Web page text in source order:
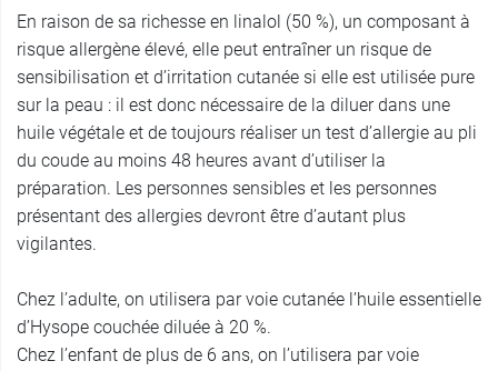
En raison de sa richesse en linalol (50 %), un composant à
risque allergène élevé, elle peut entraîner un risque de
sensibilisation et d’irritation cutanée si elle est utilisée pure
sur la peau : il est donc nécessaire de la diluer dans une
huile végétale et de toujours réaliser un test d’allergie au pli
du coude au moins 48 heures avant d’utiliser la
préparation. Les personnes sensibles et les personnes
présentant des allergies devront être d’autant plus
vigilantes.
Chez l’adulte, on utilisera par voie cutanée l’huile essentielle
d’Hysope couchée diluée à 20 %.
Chez l’enfant de plus de 6 ans, on l’utilisera par voie